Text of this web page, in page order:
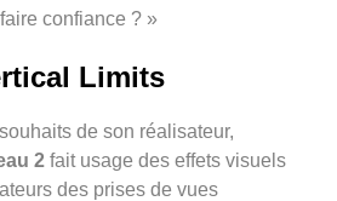
confiance ? »
Limits
de son réalisateur,
2 fait usage des effets visuels
des prises de vues